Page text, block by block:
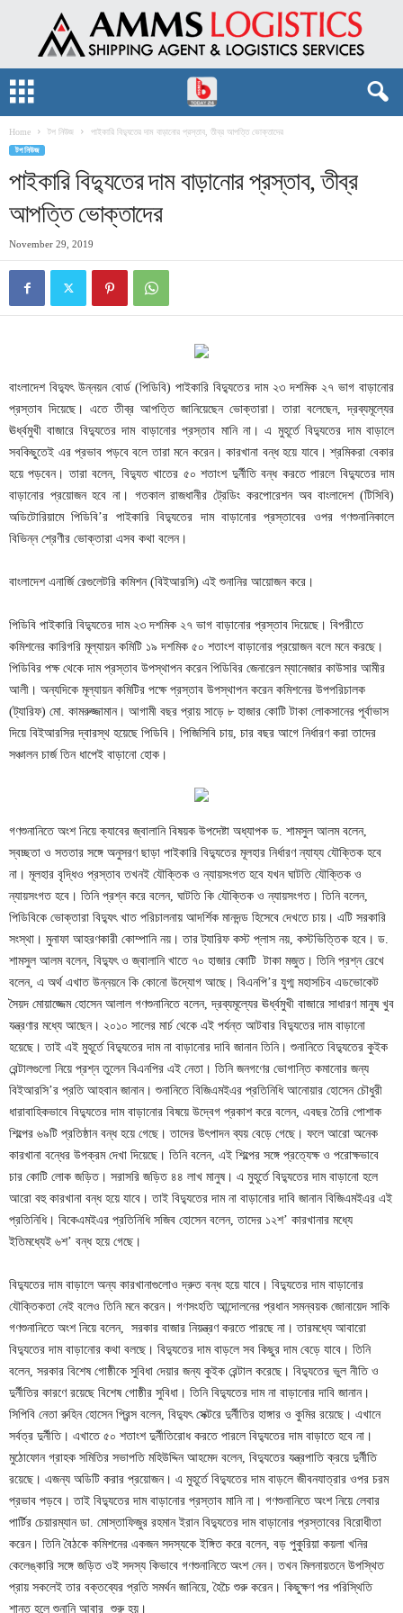
Home টপ নিউজ পাইকারি বিদ্যুতের দাম বাড়ানোর প্রস্তাব, তীব্র আপত্তি ভোক্তাদের
টপ নিউজ
পাইকারি বিদ্যুতের দাম বাড়ানোর প্রস্তাব, তীব্র
আপত্তি ভোক্তাদের
November 29, 2019
বাংলাদেশ বিদ্যুৎ উন্নয়ন বোর্ড (পিডিবি) পাইকারি বিদ্যুতের দাম ২৩ দশমিক ২৭ ভাগ বাড়ানোর
প্রস্তাব দিয়েছে। এতে তীব্র আপত্তি জানিয়েছেন ভোক্তারা। তারা বলেছেন, দ্রব্যমূল্যের
ঊর্ধ্বমুখী বাজারে বিদ্যুতের দাম বাড়ানোর প্রস্তাব মানি না। এ মুহূর্তে বিদ্যুতের দাম বাড়ালে
সবকিছুতেই এর প্রভাব পড়বে বলে তারা মনে করেন। কারখানা বন্ধ হয়ে যাবে। শ্রমিকরা বেকার
হয়ে পড়বেন। তারা বলেন, বিদ্যুত খাতের ৫০ শতাংশ দুর্নীতি বন্ধ করতে পারলে বিদ্যুতের দাম
বাড়ানোর প্রয়োজন হবে না। গতকাল রাজধানীর ট্রেডিং করপোরেশন অব বাংলাদেশ (টিসিবি)
অডিটোরিয়ামে পিডিবি’র পাইকারি বিদ্যুতের দাম বাড়ানোর প্রস্তাবের ওপর গণশুনানিকালে
বিভিন্ন শ্রেণীর ভোক্তারা এসব কথা বলেন।
বাংলাদেশ এনার্জি রেগুলেটরি কমিশন (বিইআরসি) এই শুনানির আয়োজন করে।
পিডিবি পাইকারি বিদ্যুতের দাম ২৩ দশমিক ২৭ ভাগ বাড়ানোর প্রস্তাব দিয়েছে। বিপরীতে
কমিশনের কারিগরি মূল্যায়ন কমিটি ১৯ দশমিক ৫০ শতাংশ বাড়ানোর প্রয়োজন বলে মনে করছে।
পিডিবির পক্ষ থেকে দাম প্রস্তাব উপস্থাপন করেন পিডিবির জেনারেল ম্যানেজার কাউসার আমীর
আলী। অন্যদিকে মূল্যায়ন কমিটির পক্ষে প্রস্তাব উপস্থাপন করেন কমিশনের উপপরিচালক
(ট্যারিফ) মো. কামরুজ্জামান। আগামী বছর প্রায় সাড়ে ৮ হাজার কোটি টাকা লোকসানের পূর্বাভাস
দিয়ে বিইআরসির দ্বারস্থ হয়েছে পিডিবি। পিজিসিবি চায়, চার বছর আগে নির্ধারণ করা তাদের
সঞ্চালন চার্জ তিন ধাপেই বাড়ানো হোক।
গণশুনানিতে অংশ নিয়ে ক্যাবের জ্বালানি বিষয়ক উপদেষ্টা অধ্যাপক ড. শামসুল আলম বলেন,
স্বচ্ছতা ও সততার সঙ্গে অনুসরণ ছাড়া পাইকারি বিদ্যুতের মূলহার নির্ধারণ ন্যায্য যৌক্তিক হবে
না। মূলহার বৃদ্ধিও প্রস্তাব তখনই যৌক্তিক ও ন্যায়সংগত হবে যখন ঘাটতি যৌক্তিক ও
ন্যায়সংগত হবে। তিনি প্রশ্ন করে বলেন, ঘাটতি কি যৌক্তিক ও ন্যায়সংগত। তিনি বলেন,
পিডিবিকে ভোক্তারা বিদ্যুৎ খাত পরিচালনায় আদর্শিক মানদন্ড হিসেবে দেখতে চায়। এটি সরকারি
সংস্থা। মুনাফা আহরণকারী কোম্পানি নয়। তার ট্যারিফ কস্ট প্লাস নয়, কস্টভিত্তিক হবে। ড.
শামসুল আলম বলেন, বিদ্যুৎ ও জ্বালানি খাতে ৭০ হাজার কোটি টাকা মজুত। তিনি প্রশ্ন রেখে
বলেন, এ অর্থ এখাত উন্নয়নে কি কোনো উদ্যোগ আছে। বিএনপি’র যুগ্ম মহাসচিব এডভোকেট
সৈয়দ মোয়াজ্জেম হোসেন আলাল গণশুনানিতে বলেন, দ্রব্যমূল্যের ঊর্ধ্বমুখী বাজারে সাধারণ মানুষ খুব
যন্ত্রণার মধ্যে আছেন। ২০১০ সালের মার্চ থেকে এই পর্যন্ত আটবার বিদ্যুতের দাম বাড়ানো
হয়েছে। তাই এই মুহূর্তে বিদ্যুতের দাম না বাড়ানোর দাবি জানান তিনি। শুনানিতে বিদ্যুতের কুইক
রেন্টালগুলো নিয়ে প্রশ্ন তুলেন বিএনপির এই নেতা। তিনি জনগণের ভোগান্তি কমানোর জন্য
বিইআরসি’র প্রতি আহবান জানান। শুনানিতে বিজিএমইএর প্রতিনিধি আনোয়ার হোসেন চৌধুরী
ধারাবাহিকভাবে বিদ্যুতের দাম বাড়ানোর বিষয়ে উদ্বেগ প্রকাশ করে বলেন, এবছর তৈরি পোশাক
শিল্পের ৬৯টি প্রতিষ্ঠান বন্ধ হয়ে গেছে। তাদের উৎপাদন ব্যয় বেড়ে গেছে। ফলে আরো অনেক
কারখানা বন্ধের উপক্রম দেখা দিয়েছে। তিনি বলেন, এই শিল্পের সঙ্গে প্রত্যেক্ষ ও পরোক্ষভাবে
চার কোটি লোক জড়িত। সরাসরি জড়িত ৪৪ লাখ মানুষ। এ মুহূর্তে বিদ্যুতের দাম বাড়ানো হলে
আরো বহু কারখানা বন্ধ হয়ে যাবে। তাই বিদ্যুতের দাম না বাড়ানোর দাবি জানান বিজিএমইএর এই
প্রতিনিধি। বিকেএমইএর প্রতিনিধি সজিব হোসেন বলেন, তাদের ১২শ’ কারখানার মধ্যে
ইতিমধ্যেই ৬শ’ বন্ধ হয়ে গেছে।
বিদ্যুতের দাম বাড়ালে অন্য কারখানাগুলোও দ্রুত বন্ধ হয়ে যাবে। বিদ্যুতের দাম বাড়ানোর
যৌক্তিকতা নেই বলেও তিনি মনে করেন। গণসংহতি আন্দোলনের প্রধান সমন্বয়ক জোনায়েদ সাকি
গণশুনানিতে অংশ নিয়ে বলেন, সরকার বাজার নিয়ন্ত্রণ করতে পারছে না। তারমধ্যে আবারো
বিদ্যুতের দাম বাড়ানোর কথা বলছে। বিদ্যুতের দাম বাড়লে সব কিছুর দাম বেড়ে যাবে। তিনি
বলেন, সরকার বিশেষ গোষ্ঠীকে সুবিধা দেয়ার জন্য কুইক রেন্টাল করেছে। বিদ্যুতের ভুল নীতি ও
দুর্নীতির কারণে রয়েছে বিশেষ গোষ্ঠীর সুবিধা। তিনি বিদ্যুতের দাম না বাড়ানোর দাবি জানান।
সিপিবি নেতা রুহিন হোসেন প্রিন্স বলেন, বিদ্যুৎ সেক্টরে দুর্নীতির হাঙ্গার ও কুমির রয়েছে। এখানে
সর্বত্র দুর্নীতি। এখাতে ৫০ শতাংশ দুর্নীতিরোধ করতে পারলে বিদ্যুতের দাম বাড়াতে হবে না।
মুঠোফোন গ্রাহক সমিতির সভাপতি মহিউদ্দিন আহমেদ বলেন, বিদ্যুতের যন্ত্রপাতি ক্রয়ে দুর্নীতি
রয়েছে। এজন্য অডিটি করার প্রয়োজন। এ মুহূর্তে বিদ্যুতের দাম বাড়লে জীবনযাত্রার ওপর চরম
প্রভাব পড়বে। তাই বিদ্যুতের দাম বাড়ানোর প্রস্তাব মানি না। গণশুনানিতে অংশ নিয়ে লেবার
পার্টির চেয়ারম্যান ডা. মোস্তাফিজুর রহমান ইরান বিদ্যুতের দাম বাড়ানোর প্রস্তাবের বিরোধীতা
করেন। তিনি বৈঠকে কমিশনের একজন সদস্যকে ইঙ্গিত করে বলেন, বড় পুকুরিয়া কয়লা খনির
কেলেঙ্কারি সঙ্গে জড়িত ওই সদস্য কিভাবে গণশুনানিতে অংশ নেন। তখন মিলনায়তনে উপস্থিত
প্রায় সকলেই তার বক্তব্যের প্রতি সমর্থন জানিয়ে, হৈচৈ শুরু করেন। কিছুক্ষণ পর পরিস্থিতি
শান্ত হলে শুনানি আবার শুরু হয়।